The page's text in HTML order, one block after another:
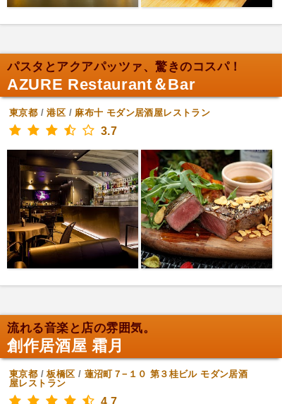
パスタとアクアパッツァ、驚きのコスパ！
AZURE Restaurant＆Bar
東京都 /港区 / 麻布十 モダン居酒屋レストラン
3.7
流れる音楽と店の雰囲気。
創作居酒屋 霜月
東京都 /板橋区 / 蓮沼町７−１０ 第３桂ビル モダン居酒
屋レストラン
4.7